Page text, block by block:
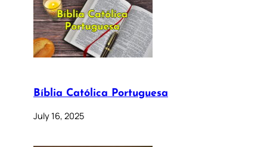
Bíblia Católica Portuguesa
July 16, 2025